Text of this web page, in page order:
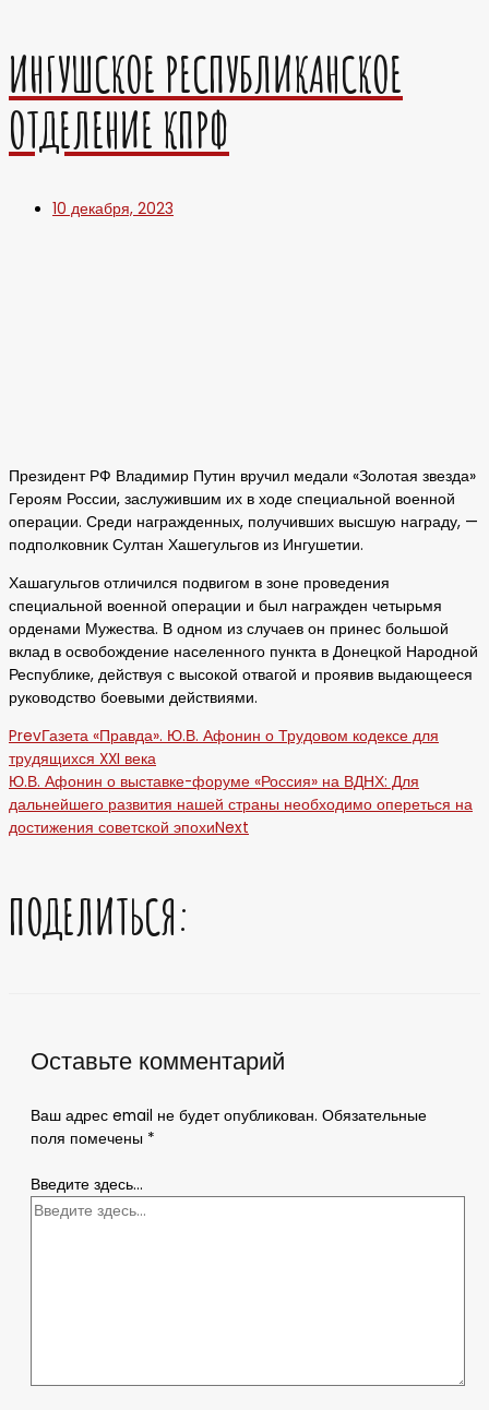
ИНГУШСКОЕ РЕСПУБЛИКАНСКОЕ
ОТДЕЛЕНИЕ КПРФ
10 декабря, 2023
Президент РФ Владимир Путин вручил медали «Золотая звезда»
Героям России, заслужившим их в ходе специальной военной
операции. Среди награжденных, получивших высшую награду, —
подполковник Султан Хашегульгов из Ингушетии.
Хашагульгов отличился подвигом в зоне проведения
специальной военной операции и был награжден четырьмя
орденами Мужества. В одном из случаев он принес большой
вклад в освобождение населенного пункта в Донецкой Народной
Республике, действуя с высокой отвагой и проявив выдающееся
руководство боевыми действиями.
PrevГазета «Правда». Ю.В. Афонин о Трудовом кодексе для
трудящихся XXI века
Ю.В. Афонин о выставке-форуме «Россия» на ВДНХ: Для
дальнейшего развития нашей страны необходимо опереться на
достижения советской эпохиNext
ПОДЕЛИТЬСЯ:
Оставьте комментарий
Ваш адрес email не будет опубликован. Обязательные
поля помечены *
Введите здесь...